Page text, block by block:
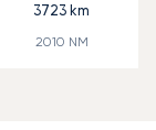
3723 km
2010 NM